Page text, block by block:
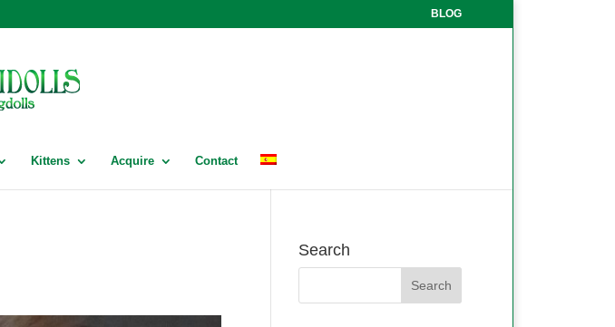
BLOG
Kittens Acquire Contact
Search